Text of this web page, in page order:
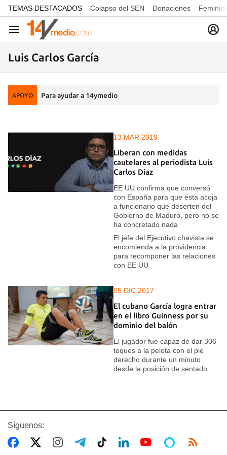
common.go-to-content
TEMAS DESTACADOS Colapso del SEN Donaciones
Navegación
Luis Carlos García
APOYO Para ayudar a 14ymedio
13 MAR 2019
Liberan con medidas
cautelares al periodista Luis
Carlos Díaz
EE UU confirma que conversó
con España para que ésta acoja
a funcionario que deserten del
Gobierno de Maduro, pero no se
ha concretado nada
El jefe del Ejecutivo chavista se
encomienda a la providencia
para recomponer las relaciones
con EE UU
05 DIC 2017
El cubano García logra entrar
en el libro Guinness por su
dominio del balón
El jugador fue capaz de dar 306
toques a la pelota con el pie
derecho durante un minuto
desde la posición de sentado
Síguenos: